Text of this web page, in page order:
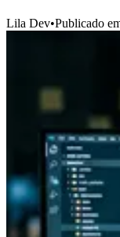
Lila Dev•Publicado